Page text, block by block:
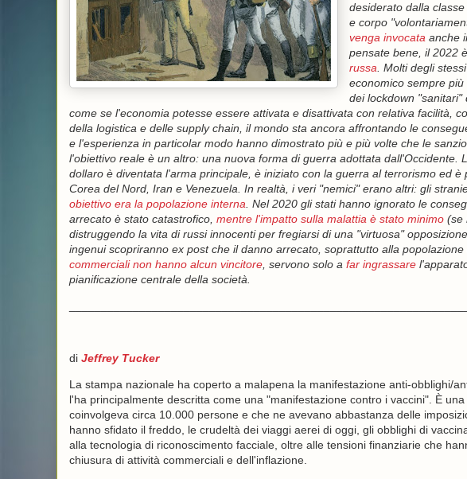
desiderato dalla
e corpo
venga invocata anche
pensate bene, il 2022
russa . Molti degli
economico sempre
dei lockdown
come se l'economia potesse essere attivata e disattivata con relativa facilità,
della logistica e delle supply chain, il mondo sta ancora affrontando le
e l'esperienza in particolar modo hanno dimostrato più e più volte che le
l'obiettivo reale è un altro: una nuova forma di guerra adottata dall'Occidente.
dollaro è diventata l'arma principale, è iniziato con la guerra al terrorismo ed
Corea del Nord, Iran e Venezuela. In realtà, i veri "nemici" erano altri: gli
obiettivo era la popolazione interna . Nel 2020 gli stati hanno ignorato le
arrecato è stato catastrofico, mentre l'impatto sulla malattia è stato minimo(se
distruggendo la vita di russi innocenti per fregiarsi di una "virtuosa"
ingenui scopriranno ex post che il danno arrecato, soprattutto alla
commerciali non hanno alcun vincitore, servono solo a far ingrassare
pianificazione centrale della società.
di Jeffrey Tucker
La stampa nazionale ha coperto a malapena la manifestazione anti-obblighi/
l'ha principalmente descritta come una "manifestazione contro i vaccini". È
coinvolgeva circa 10.000 persone e che ne avevano abbastanza delle
hanno sfidato il freddo, le crudeltà dei viaggi aerei di oggi, gli obblighi di
alla tecnologia di riconoscimento facciale, oltre alle tensioni finanziarie che
chiusura di attività commerciali e dell'inflazione.